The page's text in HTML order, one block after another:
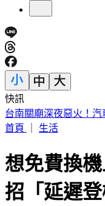
快訊
明放颱風假？最新「
首頁
生活
想免費換
招「延遲